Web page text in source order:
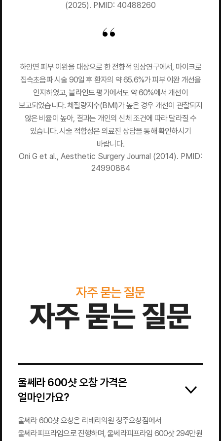
(2025). PMID: 40488260
하안면 피부 이완을 대상으로 한 전향적 임상연구에서, 마이크로
집속초음파 시술 90일 후 환자의 약 65.6%가 피부 이완 개선을
인지하였고, 블라인드 평가에서도 약 60%에서 개선이
보고되었습니다. 체질량지수(BMI)가 높은 경우 개선이 관찰되지
않은 비율이 높아, 결과는 개인의 신체 조건에 따라 달라질 수
있습니다. 시술 적합성은 의료진 상담을 통해 확인하시기
바랍니다.
Oni G et al., Aesthetic Surgery Journal (2014). PMID:
24990884
자주 묻는 질문
자주 묻는 질문
울쎄라 600샷 오창 가격은
얼마인가요?
울쎄라 600샷 오창은 리베리의원 청주오창점에서
울쎄라피프라임으로 진행하며, 울쎄라피프라임 600샷 294만원